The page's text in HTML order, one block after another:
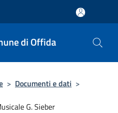
di Offida
> Documenti e dati >
G. Sieber